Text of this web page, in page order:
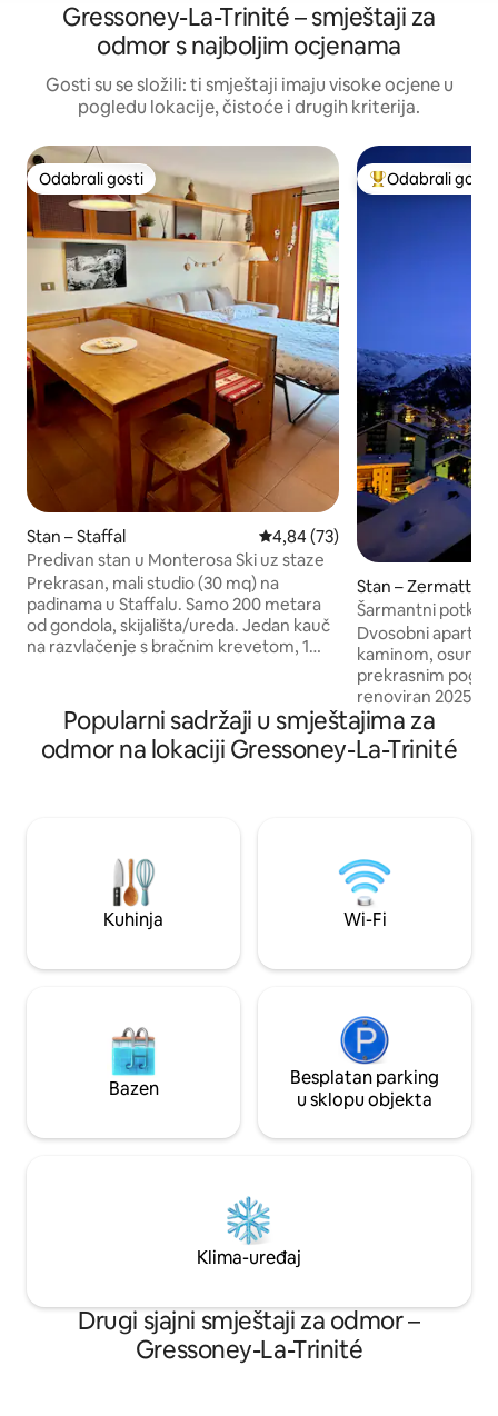
Gressoney-La-Trinité – smještaji za
odmor s najboljim ocjenama
Gosti su se složili: ti smještaji imaju visoke ocjene u
pogledu lokacije, čistoće i drugih kriterija.
Odabrali gosti
Odabrali gosti
Stan – Staffal Prosječna ocjena: 4,84/5,
4,84 (73)
Predivan stan u Monterosa Ski uz staze
Prekrasan, mali studio (30 mq) na
padinama u Staffalu. Samo 200 metara
od gondola, skijališta/ureda. Jedan kauč
na razvlačenje s bračnim krevetom, 1
s 2 umivaonika i tuš-kabinom. Nezavisni
sustav grijanja. Kutija za skijanje. Jedna
garaža za automobile. Lift. Nalazi se na
Cijena uključuje grijanje, struju, vodu,
garažu, porez.
Među najviše
Odabrali gosti
Stan – Zermatt
Šarmantni
Matterhorn (2,5
Dvosobni
kaminom,
prekrasnim
renoviran 2025.
centra i 7 minuta
Expressa ili
i udoban. Dnevni
bračnim
ormarom.
kabina) i WC-om.
televizija i Wi-Fi.
Popularni sadržaji u smještajima za
odmor na lokaciji Gressoney-La-Trinité
Kuhinja Wi-Fi
Bazen
Besplatan parking
u sklopu objekta
Klima-uređaj
Drugi sjajni smještaji za odmor –
Gressoney-La-Trinité